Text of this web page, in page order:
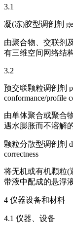
3.1
凝(冻)胶型调剖剂
由聚合物、交联剂
有三维空间网络结
3.2
预交联颗粒调剖剂
conformance/profile
由单体聚合或聚合
遇水膨胀而不溶解
颗粒分散型调剖剂
correctness
将无机或有机颗粒(
带液中配成的悬浮
4 仪器设备和材料
4.1 仪器、设备